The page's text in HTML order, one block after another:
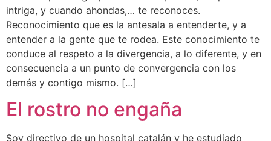
intriga, y cuando ahondas,… te reconoces.
Reconocimiento que es la antesala a entenderte, y a
entender a la gente que te rodea. Este conocimiento te
conduce al respeto a la divergencia, a lo diferente, y en
consecuencia a un punto de convergencia con los
demás y contigo mismo. […]
El rostro no engaña
Soy directivo de un hospital catalán y he estudiado